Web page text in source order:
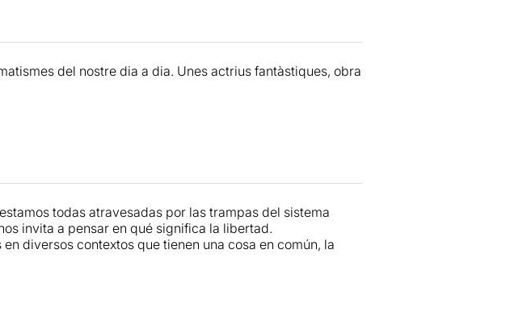
del nostre dia a dia. Unes actrius fantàstiques, obra
todas atravesadas por las trampas del sistema
invita a pensar en qué significa la libertad.
diversos contextos que tienen una cosa en común, la